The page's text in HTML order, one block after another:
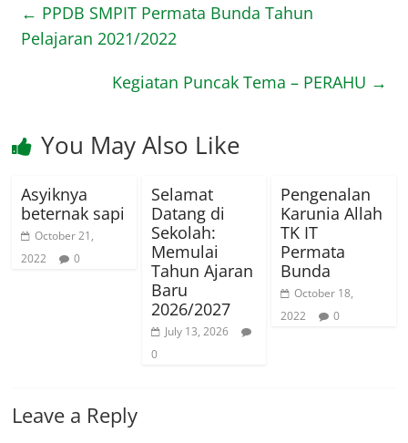
← PPDB SMPIT Permata Bunda Tahun
Pelajaran 2021/2022
Kegiatan Puncak Tema – PERAHU →
You May Also Like
Asyiknya
beternak sapi
October 21,
2022
0
Selamat
Datang di
Sekolah:
Memulai
Tahun Ajaran
Baru
2026/2027
July 13, 2026
0
Pengenalan
Karunia Allah
TK IT
Permata
Bunda
October 18,
2022
0
Leave a Reply